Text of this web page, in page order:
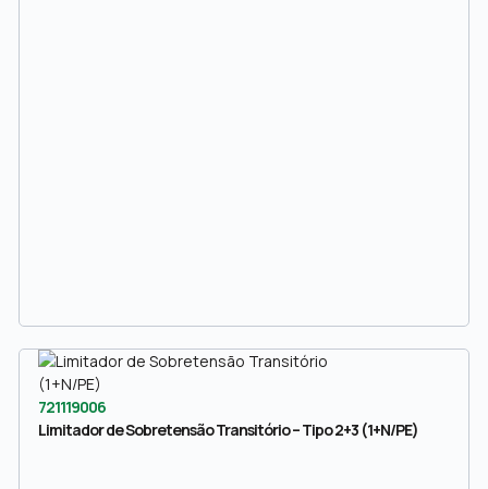
721119006
Limitador de Sobretensão Transitório – Tipo 2+3 (1+N/PE)